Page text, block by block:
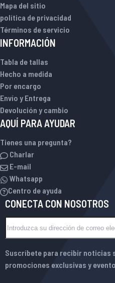
Mapa del sitio
política de privacidad
Términos de servicio
INFORMACIÓN
Tabla de tallas
Hecho a medida
Por encargo
Envío y Entrega
Devolución y cambio
AQUÍ PARA AYUDAR
Tienes una pregunta?
Charlar
E-mail
Whatsapp
Centro de ayuda
CONECTA CON NOSOTROS
BOLETÍN DE NOTICIAS
Suscríbete para recibir noticias
promociones exclusivas y